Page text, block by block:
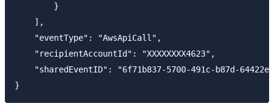
        }
    ],
    "eventType": "AwsApiCall",
    "recipientAccountId": "XXXXXXXX4623",
"sharedEventID": "6f71b837-5700-491c-b87d-